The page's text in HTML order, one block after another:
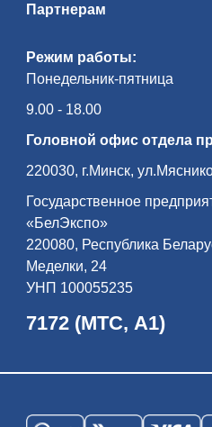
Режим работы:
Понедельник-пятница
9.00 - 18.00
Головной офис отдела
220030, г.Минск,
Государственное
«БелЭкспо»
220080, Республика
Меделки, 24
УНП 100055235
7172 (МТС, А1)
Партнерам